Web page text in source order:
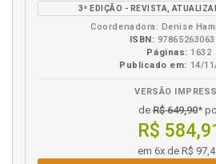
eBookB.V.
3ª EDIÇÃO - REVISTA,
Coordenadora: Denise
ISBN:
Páginas: 1632
Publicado em: 14/
VERSÃO
deR$ 649,90*
R$
em 6x de R$